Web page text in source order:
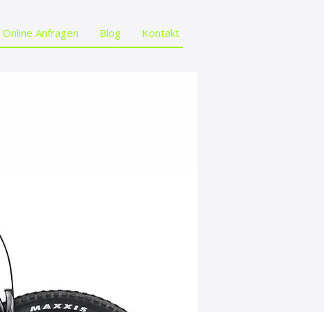
Online Anfragen Blog Kontakt